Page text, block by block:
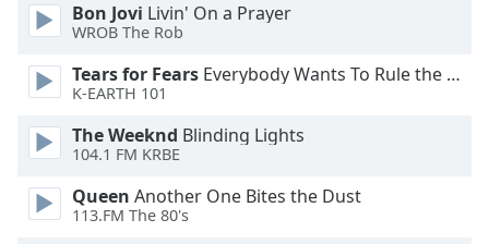
Text
Color
Opacity
Text
Background
Bon Jovi Livin' On a Prayer
WROB The Rob
Tears for Fears Everybody Wants To Rule the World
K-EARTH 101
The Weeknd Blinding Lights
104.1 FM KRBE
Queen Another One Bites the Dust
113.FM The 80's